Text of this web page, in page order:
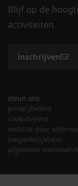
Blijf op de
activiteiten.
inschrijven
steun ons
privacybeleid
cookiebeleid
website door
toegankelijkheid
algemene